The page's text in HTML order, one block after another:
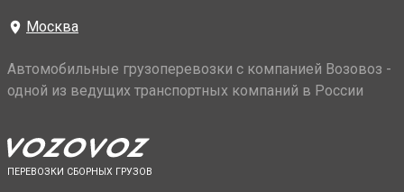
Москва
Автомобильные грузоперевозки с компанией Возовоз -
одной из ведущих транспортных компаний в России
ПЕРЕВОЗКИ СБОРНЫХ ГРУЗОВ